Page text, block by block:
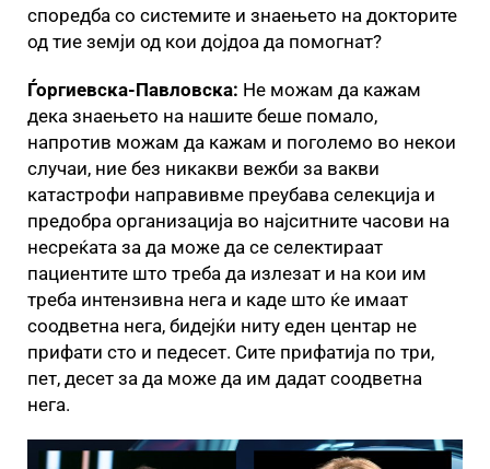
споредба со системите и знаењето на докторите
од тие земји од кои дојдоа да помогнат?
Ѓоргиевска-Павловска: Не можам да кажам
дека знаењето на нашите беше помало,
напротив можам да кажам и поголемо во некои
случаи, ние без никакви вежби за вакви
катастрофи направивме преубава селекција и
предобра организација во најситните часови на
несреќата за да може да се селектираат
пациентите што треба да излезат и на кои им
треба интензивна нега и каде што ќе имаат
соодветна нега, бидејќи ниту еден центар не
прифати сто и педесет. Сите прифатија по три,
пет, десет за да може да им дадат соодветна
нега.